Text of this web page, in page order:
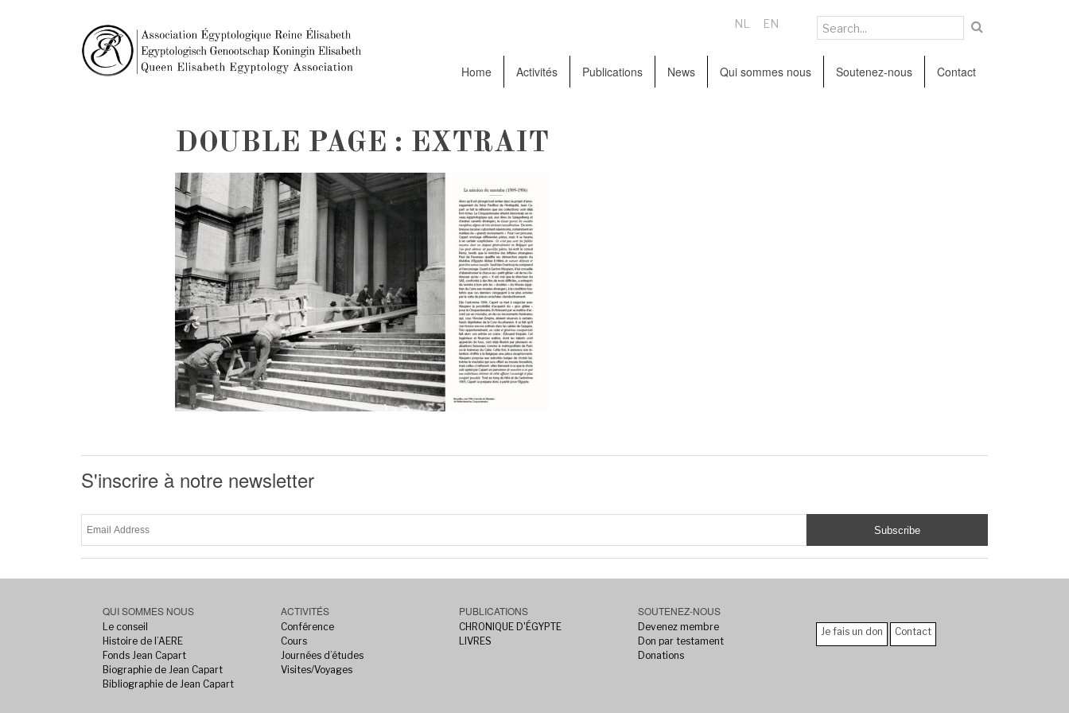
Home Activités Publications News Qui sommes nous Soutenez-nous Contact
NL EN
DOUBLE PAGE : EXTRAIT
S'inscrire à notre newsletter
QUI SOMMES NOUS
Le conseil
Histoire de l’AERE
Fonds Jean Capart
Biographie de Jean Capart
Bibliographie de Jean Capart
ACTIVITÉS
Conférence
Cours
Journées d’études
Visites/Voyages
PUBLICATIONS
CHRONIQUE D'ÉGYPTE
LIVRES
SOUTENEZ-NOUS
Devenez membre
Don par testament
Donations
Je fais un don Contact